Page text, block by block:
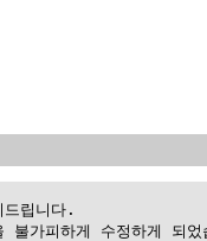
립니다.
불가피하게 수정하게 되었